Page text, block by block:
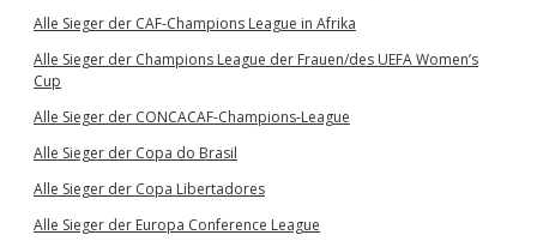
Alle Sieger der CAF-Champions League in Afrika
Alle Sieger der Champions League der Frauen/des UEFA Women’s
Cup
Alle Sieger der CONCACAF-Champions-League
Alle Sieger der Copa do Brasil
Alle Sieger der Copa Libertadores
Alle Sieger der Europa Conference League